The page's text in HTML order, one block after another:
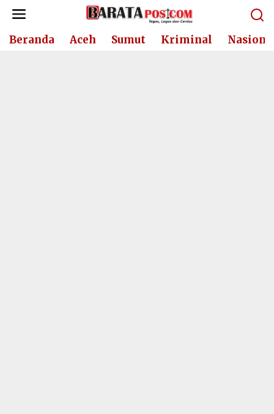
Lewati
konten
Beranda Aceh Sumut Kriminal